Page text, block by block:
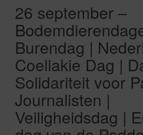
26 september –
Burendag |
Coeliakie Dag |
Solidariteit voor
Journalisten |
Veiligheidsdag |